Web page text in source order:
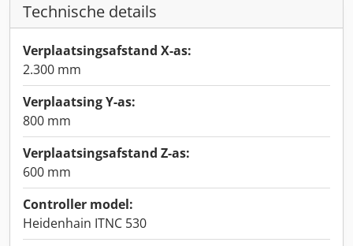
Technische details
Verplaatsingsafstand X-as:
2.300 mm
Verplaatsing Y-as:
800 mm
Verplaatsingsafstand Z-as:
600 mm
Controller model:
Heidenhain ITNC 530